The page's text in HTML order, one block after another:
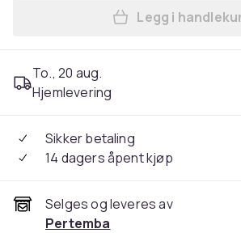
Legg
Legg i
To., 20 aug.
Hjemlevering
Sikker betaling
14 dagers åpent kjøp
Selges og leveres av
Pertemba